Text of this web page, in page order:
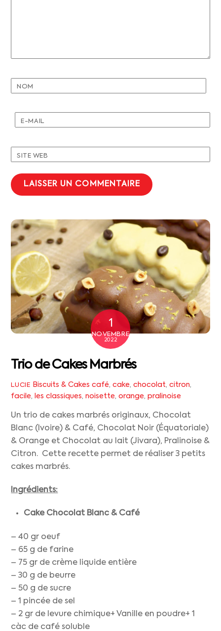
NOM
E-MAIL
SITE WEB
1
NOVEMBRE
2022
Trio de Cakes Marbrés
LUCIE Biscuits & Cakes café, cake, chocolat, citron,
facile, les classiques,noisette,orange,pralinoise
Un trio de cakes marbrés originaux, Chocolat
Blanc (Ivoire) & Café, Chocolat Noir (Équatoriale)
& Orange et Chocolat au lait (Jivara), Pralinoise &
Citron. Cette recette permet de réaliser 3 petits
cakes marbrés.
Ingrédients:
Cake Chocolat Blanc & Café
– 40 gr oeuf
– 65 g de farine
– 75 gr de crème liquide entière
– 30 g de beurre
– 50 g de sucre
– 1 pincée de sel
– 2 gr de levure chimique+ Vanille en poudre+ 1
càc de café soluble